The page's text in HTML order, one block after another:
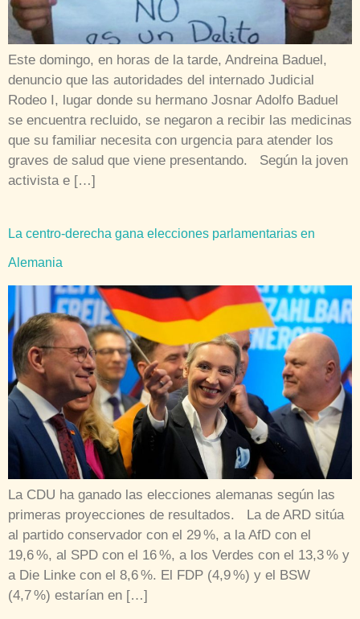
Este domingo, en horas de la tarde, Andreina Baduel,
denuncio que las autoridades del internado Judicial
Rodeo I, lugar donde su hermano Josnar Adolfo Baduel
se encuentra recluido, se negaron a recibir las medicinas
que su familiar necesita con urgencia para atender los
graves de salud que viene presentando. Según la joven
activista e […]
La centro-derecha gana elecciones parlamentarias en
Alemania
La CDU ha ganado las elecciones alemanas según las
primeras proyecciones de resultados. La de ARD sitúa
al partido conservador con el 29 %, a la AfD con el
19,6 %, al SPD con el 16 %, a los Verdes con el 13,3 % y
a Die Linke con el 8,6 %. El FDP (4,9 %) y el BSW
(4,7 %) estarían en […]